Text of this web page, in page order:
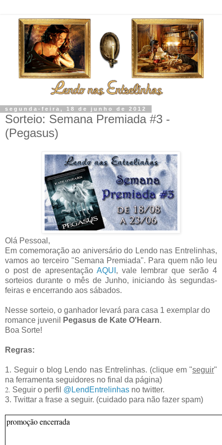
segunda-feira, 18 de junho de 2012
Sorteio: Semana Premiada #3 -
(Pegasus)
Olá Pessoal,
Em comemoração ao aniversário do Lendo nas Entrelinhas,
vamos ao terceiro "Semana Premiada". Para quem não leu
o post de apresentação AQUI , vale lembrar que serão 4
sorteios durante o mês de Junho, iniciando às segundas-
feiras e encerrando aos sábados.
Nesse sorteio, o ganhador levará para casa 1 exemplar do
romance juvenil Pegasus de Kate O'Hearn.
Boa Sorte!
Regras:
1. Seguir o blog Lendo nas Entrelinhas. (clique em "seguir"
na ferramenta seguidores no final da página)
2. Seguir o perfil @LendEntrelinhas no twitter.
3. Twittar a frase a seguir. (cuidado para não fazer spam)